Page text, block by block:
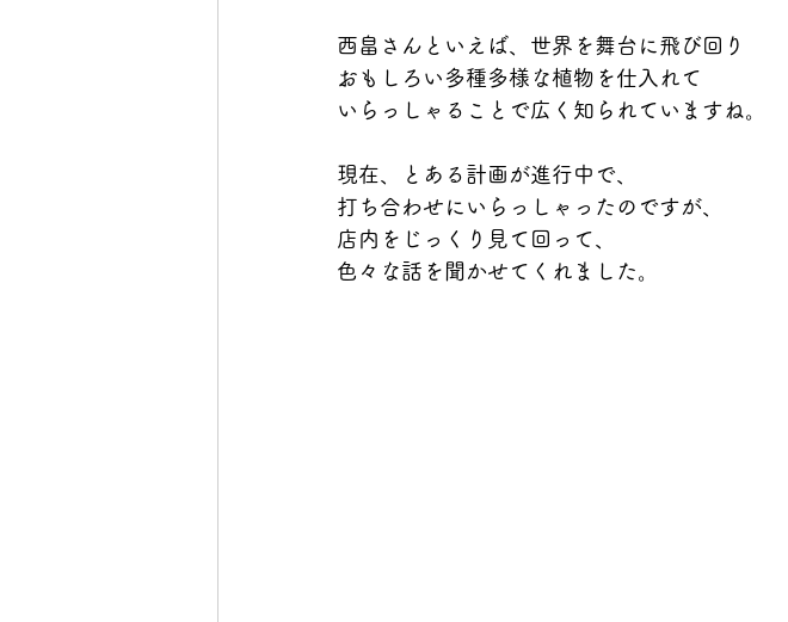
西畠さんといえば、世界を舞台に飛び回り
おもしろい多種多様な植物を仕入れて
いらっしゃることで広く知られていますね。
現在、とある計画が進行中で、
打ち合わせにいらっしゃったのですが、
店内をじっくり見て回って、
色々な話を聞かせてくれました。